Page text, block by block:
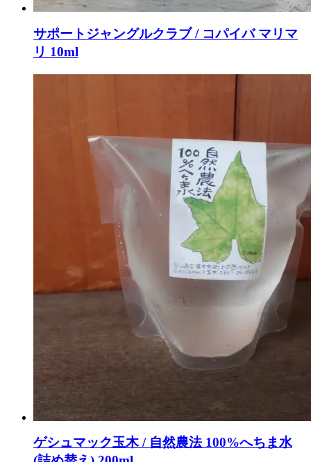
サポートジャングルクラブ / コパイバ マリマ
リ 10ml
ゲシュマック玉木 / 自然農法 100%へちま水